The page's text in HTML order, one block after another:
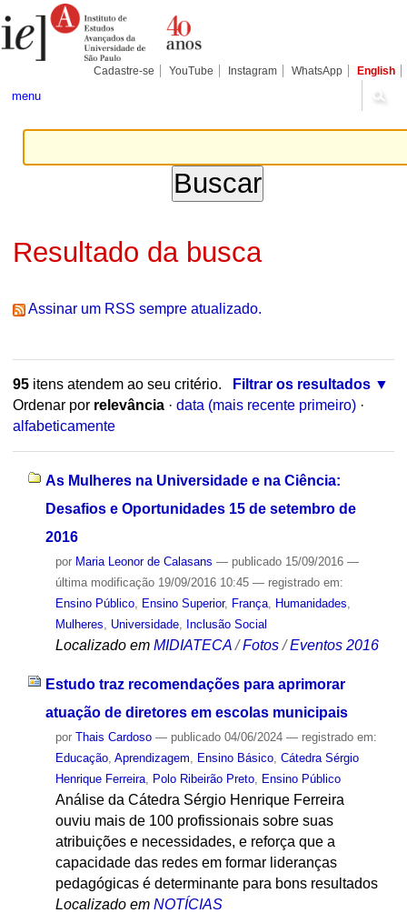
para
conteúdo.
Pessoais
Cadastre-se YouTube Instagram WhatsApp English
menu
Resultado da busca
Assinar um RSS sempre atualizado.
95itens atendem ao seu critério.
Filtrar os resultados
Ordenar por relevância · data (mais recente primeiro) ·
alfabeticamente
As Mulheres na Universidade e na Ciência:
Desafios e Oportunidades 15 de setembro de
2016
por Maria Leonor de Calasans — publicado15/09/2016 —
última modificação19/09/2016 10:45 — registrado em:
Ensino Público, Ensino Superior, França, Humanidades
Mulheres
Universidade, Inclusão Social
Localizado em MIDIATECA /Fotos /Eventos 2016
Estudo traz recomendações para aprimorar
atuação de diretores em escolas municipais
por Thais Cardoso — publicado04/06/2024 — registrado em:
Educação, Aprendizagem Ensino Básico, Cátedra Sérgio
Henrique Ferreira, Polo Ribeirão Preto, Ensino Público
Análise da Cátedra Sérgio Henrique Ferreira
ouviu mais de 100 profissionais sobre suas
atribuições e necessidades, e reforça que a
capacidade das redes em formar lideranças
pedagógicas é determinante para bons resultados
Localizado em NOTÍCIAS